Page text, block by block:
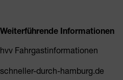
Weiterführende Informationen
hvv Fahrgastinformationen
schneller-durch-hamburg.de